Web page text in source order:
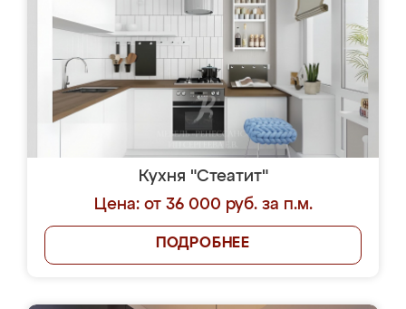
Кухня "Стеатит"
Цена: от 36 000 руб. за п.м.
ПОДРОБНЕЕ